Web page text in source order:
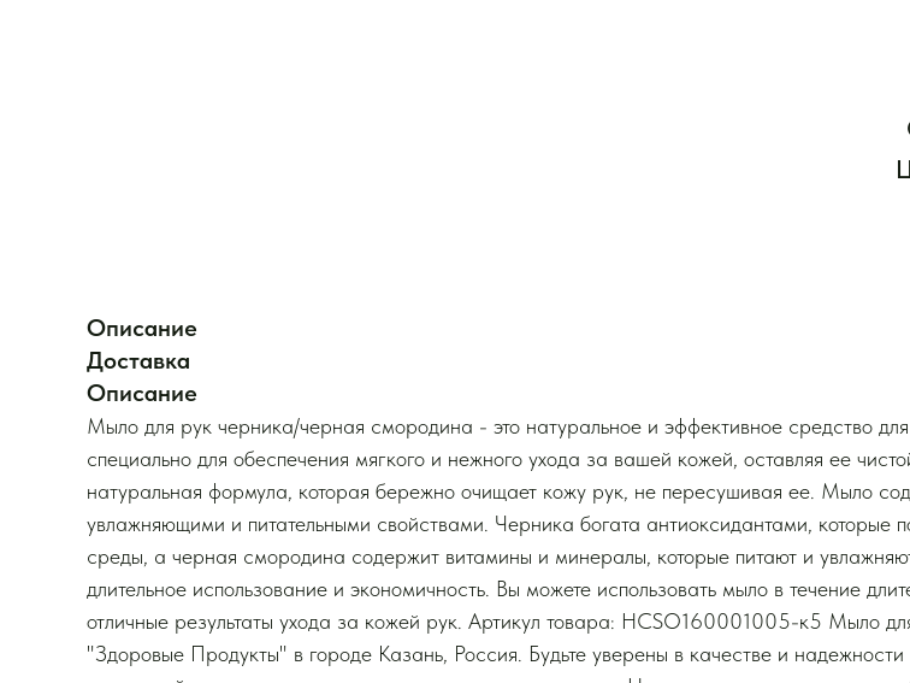
Описание
Доставка
Описание
Мыло для рук черника/черная смородина - это натуральное и эффективное средство
специально для обеспечения мягкого и нежного ухода за вашей кожей, оставляя ее
натуральная формула, которая бережно очищает кожу рук, не пересушивая ее. Мыло
увлажняющими и питательными свойствами. Черника богата антиоксидантами, которые
среды, а черная смородина содержит витамины и минералы, которые питают и
длительное использование и экономичность. Вы можете использовать мыло в течение
отличные результаты ухода за кожей рук. Артикул товара: HCSO160001005-к5 Мыло
"Здоровые Продукты" в городе Казань, Россия. Будьте уверены в качестве и